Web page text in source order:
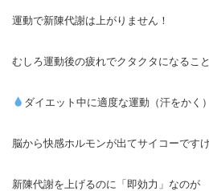
運動で新陳代謝は上がりません！
むしろ運動後の疲れでクタクタになるこ
ダイエット中に適度な運動（汗をかく
脳から快感ホルモンが出てサイコーです
新陳代謝を上げるのに「即効力」なのが